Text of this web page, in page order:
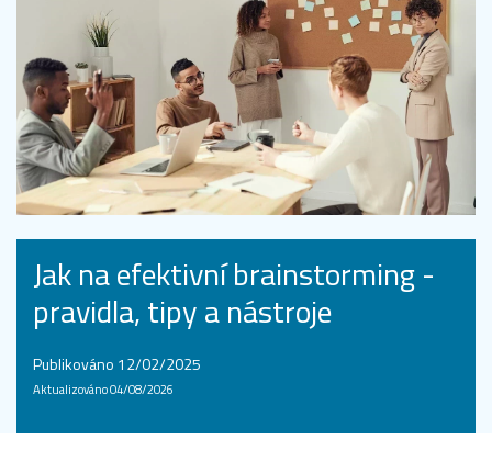
Jak na efektivní brainstorming -
pravidla, tipy a nástroje
Publikováno 12/02/2025
Aktualizováno 04/08/2026